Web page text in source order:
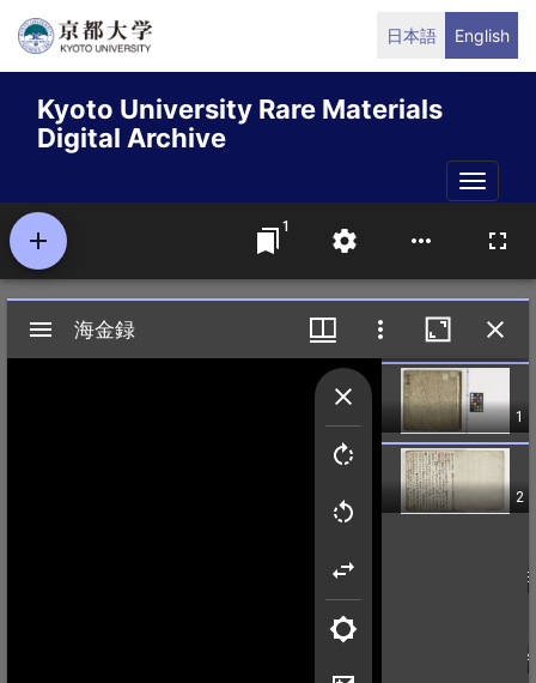
Skip
content
日本語 English
Kyoto University Rare Materials
Digital Archive
Toggle